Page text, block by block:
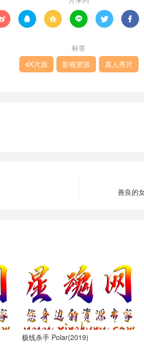
    
标签
4K片源
影视资源 真人秀片
善良的
极线杀手 Polar(2019)